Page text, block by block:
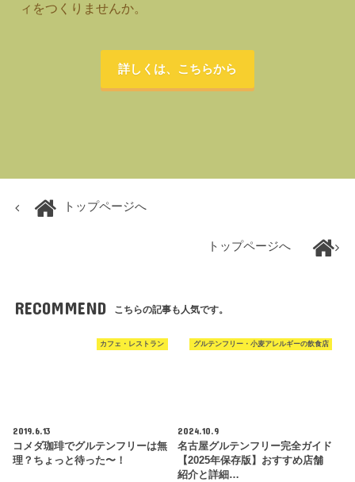
ィをつくりませんか。
詳しくは、こちらから
トップページへ
トップページへ
RECOMMEND こちらの記事も人気です。
カフェ・レストラン
2019.6.13
コメダ珈琲でグルテンフリーは無
理？ちょっと待った〜！
グルテンフリー・小麦アレルギーの飲食店
2024.10.9
名古屋グルテンフリー完全ガイド
【2025年保存版】おすすめ店舗
紹介と詳細…